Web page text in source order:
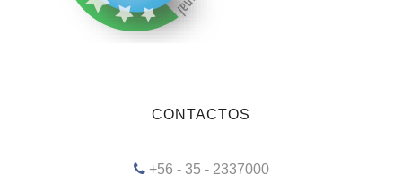
CONTACTOS
+56 - 35 - 2337000